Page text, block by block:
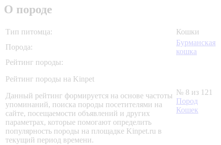
О породе
Тип питомца:
Кошки
Порода:
Бурманская
кошка
Рейтинг породы:
Рейтинг породы на Kinpet
Данный рейтинг формируется на основе частоты
упоминаний, поиска породы посетителями на
сайте, посещаемости объявлений и других
параметрах, которые помогают определить
популярность породы на площадке Kinpet.ru в
текущий период времени.
№ 8 из 121
Пород
Кошек